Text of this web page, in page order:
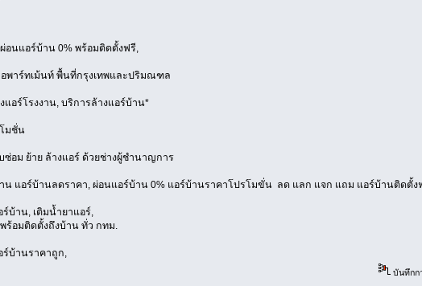
อนแอร์บ้าน 0% พร้อมติดตั้งฟรี,
พาร์ทเม้นท์ พื้นที่กรุงเทพและปริมณฑล
อร์โรงงาน, บริการล้างแอร์บ้าน*
มชั่น
อม ย้าย ล้างแอร์ ด้วยช่างผู้ชำนาญการ
น แอร์บ้านลดราคา, ผ่อนแอร์บ้าน 0% แอร์บ้านราคาโปรโมขั่น ลด แลก แจก แถม แอร์บ้านติดตั้ง
บ้าน, เติมน้ำยาแอร์,
ร้อมติดตั้งถึงบ้าน ทั่ว กทม.
ร์บ้านราคาถูก,
บันทึกก